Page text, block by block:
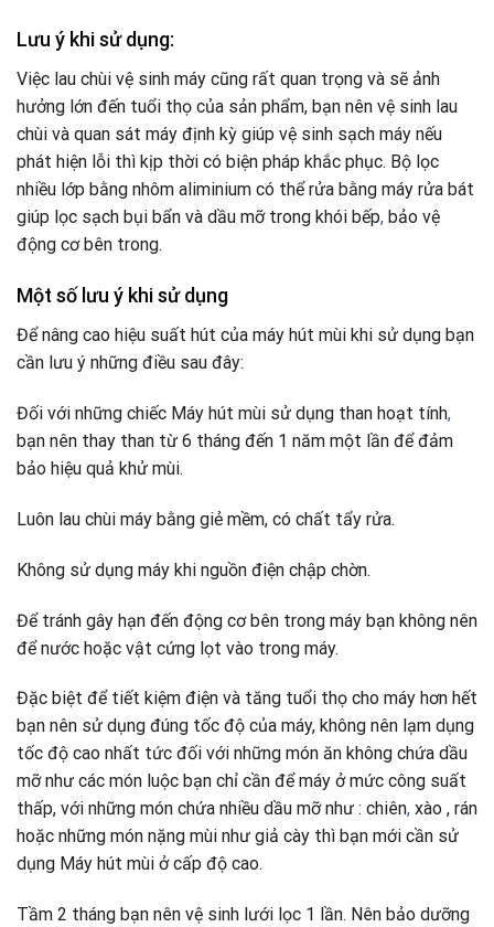
Lưu ý khi sử dụng:
Việc lau chùi vệ sinh máy cũng rất quan trọng và sẽ ảnh
hưởng lớn đến tuổi thọ của sản phẩm, bạn nên vệ sinh lau
chùi và quan sát máy định kỳ giúp vệ sinh sạch máy nếu
phát hiện lỗi thì kịp thời có biện pháp khắc phục. Bộ lọc
nhiều lớp bằng nhôm aliminium có thể rửa bằng máy rửa bát
giúp lọc sạch bụi bẩn và dầu mỡ trong khói bếp, bảo vệ
động cơ bên trong.
Một số lưu ý khi sử dụng
Để nâng cao hiệu suất hút của máy hút mùi khi sử dụng bạn
cần lưu ý những điều sau đây:
Đối với những chiếc Máy hút mùi sử dụng than hoạt tính,
bạn nên thay than từ 6 tháng đến 1 năm một lần để đảm
bảo hiệu quả khử mùi.
Luôn lau chùi máy bằng giẻ mềm, có chất tẩy rửa.
Không sử dụng máy khi nguồn điện chập chờn.
Để tránh gây hạn đến động cơ bên trong máy bạn không nên
để nước hoặc vật cứng lọt vào trong máy.
Đặc biệt để tiết kiệm điện và tăng tuổi thọ cho máy hơn hết
bạn nên sử dụng đúng tốc độ của máy, không nên lạm dụng
tốc độ cao nhất tức đối với những món ăn không chứa dầu
mỡ như các món luộc bạn chỉ cần để máy ở mức công suất
thấp, với những món chứa nhiều dầu mỡ như : chiên, xào , rán
hoặc những món nặng mùi như giả cày thì bạn mới cần sử
dụng Máy hút mùi ở cấp độ cao.
Tầm 2 tháng bạn nên vệ sinh lưới lọc 1 lần. Nên bảo dưỡng